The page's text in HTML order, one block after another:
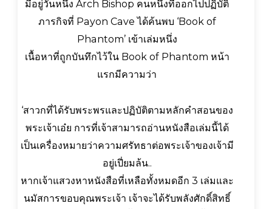
มีอยู่วันหนึ่ง Arch Bishop คนหนึ่งที่ออกไปปฏิบัติ
ภารกิจที่ Payon Cave ได้ค้นพบ ‘Book of
Phantom’ เข้าเล่มหนึ่ง
เนื้อหาที่ถูกบันทึกไว้ใน Book of Phantom หน้า
แรกมีความว่า
‘สาวกที่ได้รับพระพรและปฏิบัติตามหลักคำสอนของ
พระเจ้าเอ๋ย การที่เจ้าสามารถอ่านหนังสือเล่มนี้ได้
เป็นเครื่องหมายว่าความศรัทธาต่อพระเจ้าของเจ้ามี
อยู่เปี่ยมล้น..
หากเจ้าแสวงหาหนังสือที่เหลือทั้งหมดอีก 3 เล่มและ
นมัสการขอบคุณพระเจ้า เจ้าจะได้รับพลังศักดิ์สิทธิ์